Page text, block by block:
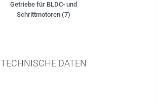
Getriebe für BLDC- und
Schrittmotoren (7)
TECHNISCHE DATEN